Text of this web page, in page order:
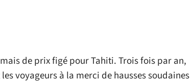
de prix figé pour Tahiti. Trois fois par an,
voyageurs à la merci de hausses soudaines